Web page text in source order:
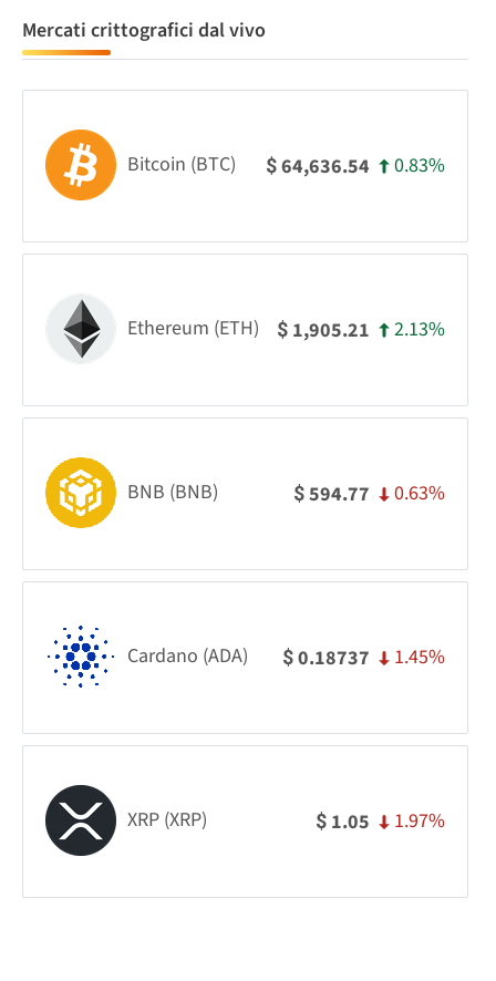
Mercati crittografici dal vivo
Bitcoin (BTC) $64,636.54 0.83%
Ethereum (ETH) $ 1,905.21 2.13%
BNB (BNB) $594.77 0.63%
Cardano (ADA) $0.18737 1.45%
XRP (XRP) $ 1.05 1.97%